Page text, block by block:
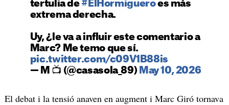
tertulia de #ElHormigueroes más
extrema derecha.
Uy, ¿le va a influir este comentario a
Marc? Me temo que sí.
pic.twitter.com/c09V1B88is
— M 📺 (@casasola_89) May 10, 2026
El debat i la tensió anaven en augment i Marc Giró tornava